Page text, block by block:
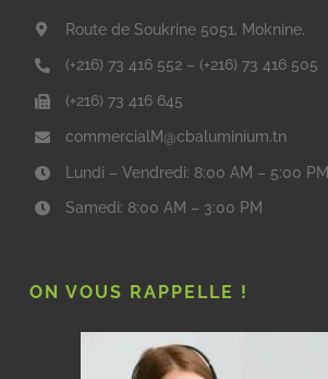
Route de Soukrine 5051, Moknine.
(+216) 73 416 552 – (+216) 73 416 505
(+216) 73 416 645
commercialM@cbaluminium.tn
Lundi – Vendredi: 8:00 AM – 5:00 PM
Samedi: 8:00 AM – 3:00 PM
ON VOUS RAPPELLE !